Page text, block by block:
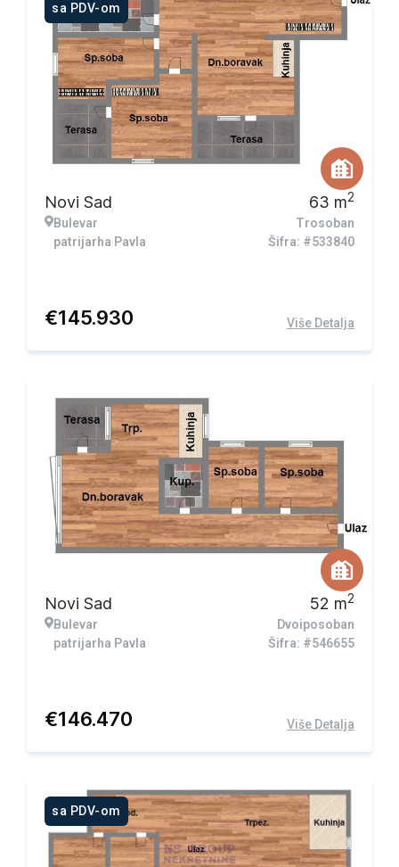
sa PDV-om
Novi Sad
Bulevar
patrijarha Pavla
63 m2
Trosoban
Šifra: #533840
€145.930 Više Detalja
Novi Sad
Bulevar
patrijarha Pavla
52 m2
Dvoiposoban
Šifra: #546655
€146.470 Više Detalja
sa PDV-om